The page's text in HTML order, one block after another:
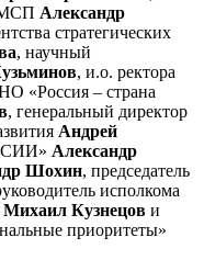
МСП Александр
стратегических
, научный
, и.о. ректора
«Россия – страна
, генеральный директор
Андрей
Александр
Шохин, председатель
исполкома
Михаил Кузнецов и
приоритеты»